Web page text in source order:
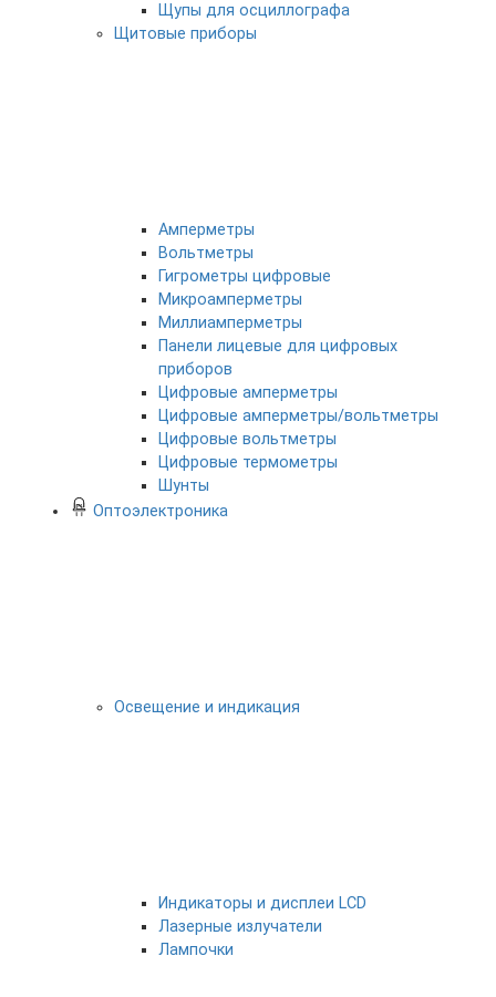
Щупы для осциллографа
Щитовые приборы
Амперметры
Вольтметры
Гигрометры цифровые
Микроамперметры
Миллиамперметры
Панели лицевые для цифровых
приборов
Цифровые амперметры
Цифровые амперметры/вольтметры
Цифровые вольтметры
Цифровые термометры
Шунты
Оптоэлектроника
Освещение и индикация
Индикаторы и дисплеи LCD
Лазерные излучатели
Лампочки